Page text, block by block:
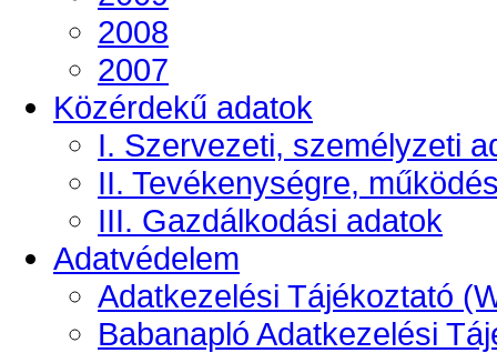
2008
2007
Közérdekű adatok
I. Szervezeti, személyzeti
II. Tevékenységre,
III. Gazdálkodási adatok
Adatvédelem
Adatkezelési Tájékoztató
Babanapló Adatkezelési